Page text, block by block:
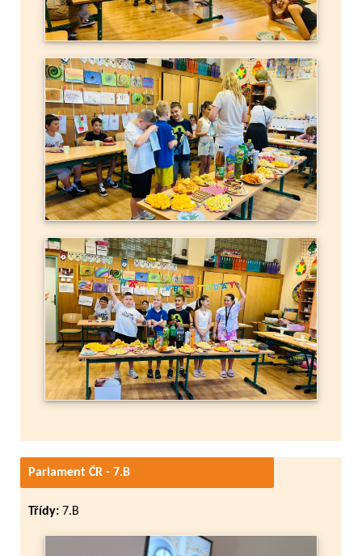
Parlament ČR - 7.B
Třídy: 7.B